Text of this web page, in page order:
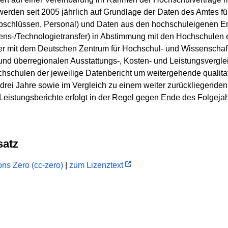
seit 2005 jährlich auf Grundlage der Daten des Amtes
Personal) und Daten aus den hochschuleigenen
Technologietransfer) in Abstimmung mit den
mit dem Deutschen Zentrum für Hochschul- und
überregionalen Ausstattungs-, Kosten- und
der jeweilige Datenbericht um weitergehende
Jahre sowie im Vergleich zu einem weiter
erfolgt in der Regel gegen Ende des
Zero (cc-zero) zum Lizenztext